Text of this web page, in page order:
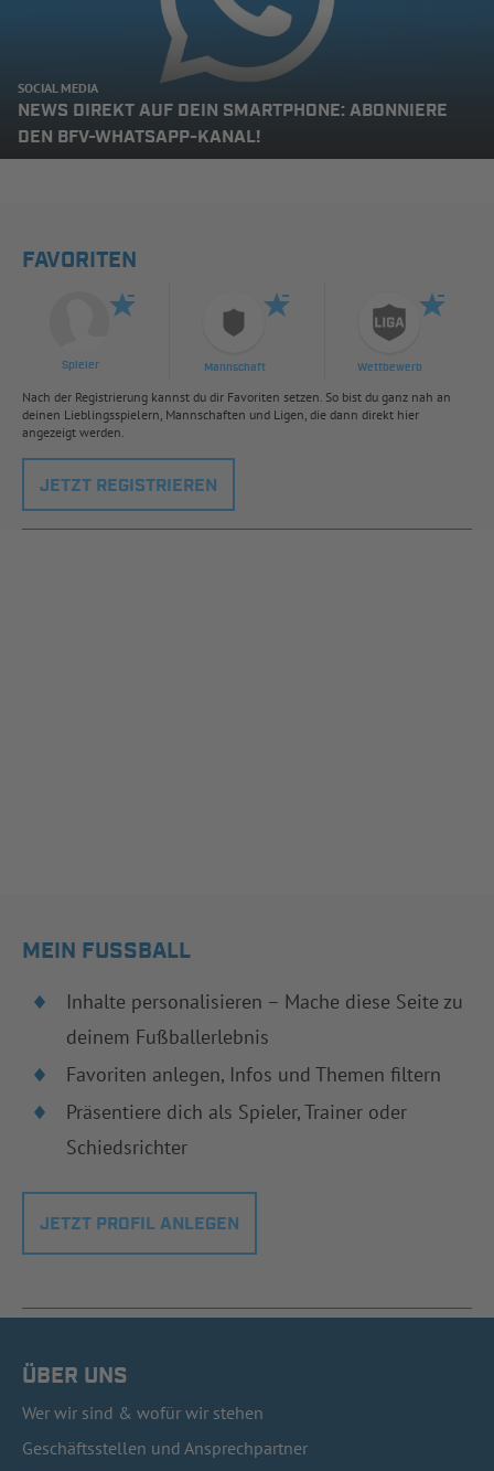
SOCIAL MEDIA
NEWS DIREKT AUF DEIN SMARTPHONE: ABONNIERE
DEN BFV-WHATSAPP-KANAL!
FAVORITEN
Spieler Mannschaft Wettbewerb
Nach der Registrierung kannst du dir Favoriten setzen. So bist du ganz nah an
deinen Lieblingsspielern, Mannschaften und Ligen, die dann direkt hier
angezeigt werden.
JETZT REGISTRIEREN
MEIN FUSSBALL
Inhalte personalisieren – Mache diese Seite zu
deinem Fußballerlebnis
Favoriten anlegen, Infos und Themen filtern
Präsentiere dich als Spieler, Trainer oder
Schiedsrichter
JETZT PROFIL ANLEGEN
ÜBER UNS
Wer wir sind & wofür wir stehen
Geschäftsstellen und Ansprechpartner